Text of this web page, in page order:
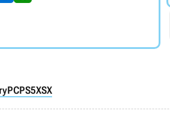
PCPS5XSX